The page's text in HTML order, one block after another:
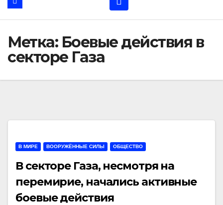
Метка: Боевые действия в
секторе Газа
В МИРЕ ВООРУЖЁННЫЕ СИЛЫ ОБЩЕСТВО
В секторе Газа, несмотря на
перемирие, начались активные
боевые действия